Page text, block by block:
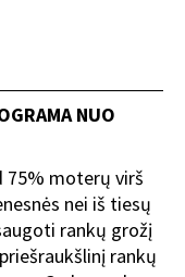
NUO
75% moterų virš
nei iš tiesų
rankų grožį
rankų